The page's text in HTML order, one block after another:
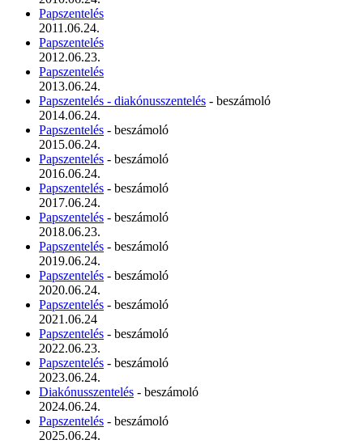
Papszentelés
2011.06.24.
Papszentelés
2012.06.23.
Papszentelés
2013.06.24.
Papszentelés - diakónusszentelés - beszámoló
2014.06.24.
Papszentelés - beszámoló
2015.06.24.
Papszentelés - beszámoló
2016.06.24.
Papszentelés - beszámoló
2017.06.24.
Papszentelés - beszámoló
2018.06.23.
Papszentelés - beszámoló
2019.06.24.
Papszentelés - beszámoló
2020.06.24.
Papszentelés - beszámoló
2021.06.24
Papszentelés - beszámoló
2022.06.23.
Papszentelés - beszámoló
2023.06.24.
Diakónusszentelés - beszámoló
2024.06.24.
Papszentelés - beszámoló
2025.06.24.